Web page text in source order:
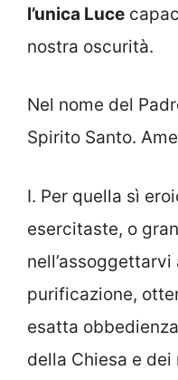
l’unica Luce
nostra oscurità.
Nel nome del
Spirito Santo.
I. Per quella sì
esercitaste, o
purificazione,
esatta
della Chiesa e